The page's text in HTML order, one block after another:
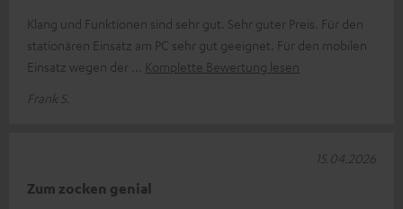
Klang und Funktionen sind sehr gut. Sehr guter Preis. Für den
stationären Einsatz am PC sehr gut geeignet. Für den mobilen
Einsatz wegen der
Komplette Bewertung lesen
Frank S.
Zum zocken genial
15.04.2026